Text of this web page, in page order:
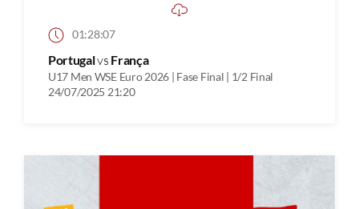
01:28:07
Portugalvs França
U17 Men WSE Euro 2026 | Fase Final | 1/2 Final
24/07/2025 21:20